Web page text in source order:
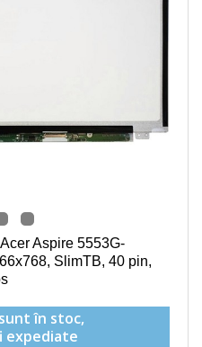
Aspire 5553G-
SlimTB, 40 pin,
în stoc,
expediate